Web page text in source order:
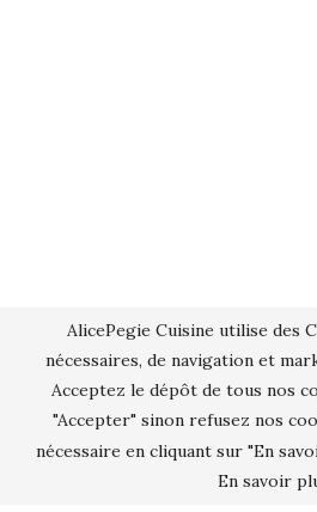
AlicePegie Cuisine utilise des
nécessaires, de navigation et
Acceptez le dépôt de tous nos
"Accepter" sinon refusez nos
nécessaire en cliquant sur "En
En savoir